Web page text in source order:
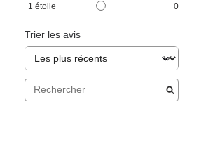
1 étoile 0
Trier les avis